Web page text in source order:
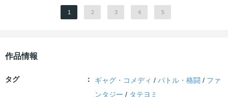
1 2 3 4 5
作品情報
タグ ギャグ・コメディ /バトル・格闘 / ファ
ンタジー / タテヨミ